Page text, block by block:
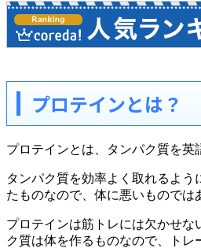
プロテインとは？
プロテインとは、タンパク質を英
タンパク質を効率よく取れるよう
たものなので、体に悪いものでは
プロテインは筋トレには欠かせな
ク質は体を作るものなので、ト